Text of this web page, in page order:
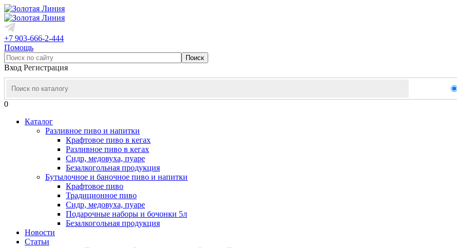
+7 903-666-2-444
Помощь
Вход Регистрация
0
Каталог
Разливное пиво и напитки
Крафтовое пиво в кегах
Разливное пиво в кегах
Сидр, медовуха, пуаре
Безалкогольная продукция
Бутылочное и баночное пиво и напитки
Крафтовое пиво
Традиционное пиво
Сидр, медовуха, пуаре
Подарочные наборы и бочонки 5л
Безалкогольная продукция
Новости
Статьи